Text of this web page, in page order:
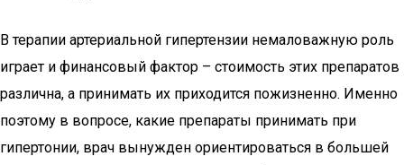
В терапии артериальной гипертензии немаловажную роль
играет и финансовый фактор – стоимость этих препаратов
различна, а принимать их приходится пожизненно. Именно
поэтому в вопросе, какие препараты принимать при
гипертонии, врач вынужден ориентироваться в большей